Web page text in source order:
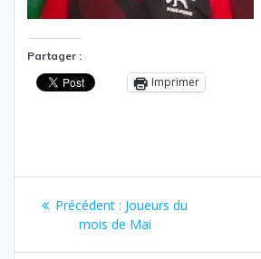
Partager :
Imprimer
Navigation
Précédent : Article
précédent
Joueurs du
mois de Mai